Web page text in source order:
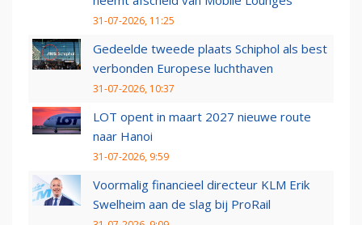
31-07-2026, 11:25
Gedeelde tweede plaats Schiphol als best
verbonden Europese luchthaven
31-07-2026, 10:37
LOT opent in maart 2027 nieuwe route
naar Hanoi
31-07-2026, 9:59
Voormalig financieel directeur KLM Erik
Swelheim aan de slag bij ProRail